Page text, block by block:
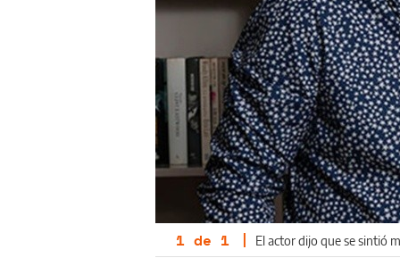
1 de 1 | El actor dijo que se sintió